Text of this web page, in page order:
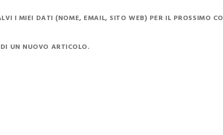
I MIEI DATI (NOME, EMAIL, SITO WEB) PER IL PROSSIMO
UN NUOVO ARTICOLO.